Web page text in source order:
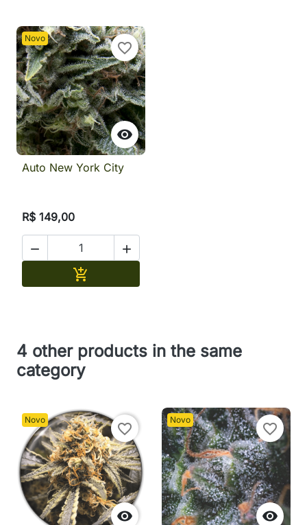
Novo

favorite_border
Auto New York City
R$ 149,00
 

4 other products in the same
category
Novo

favorite_border
Novo

favorite_border